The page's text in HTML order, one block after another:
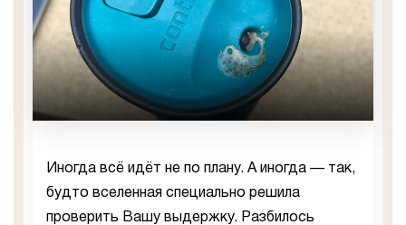
Иногда всё идёт не по плану. А иногда — так,
будто вселенная специально решила
проверить Вашу выдержку. Разбилось